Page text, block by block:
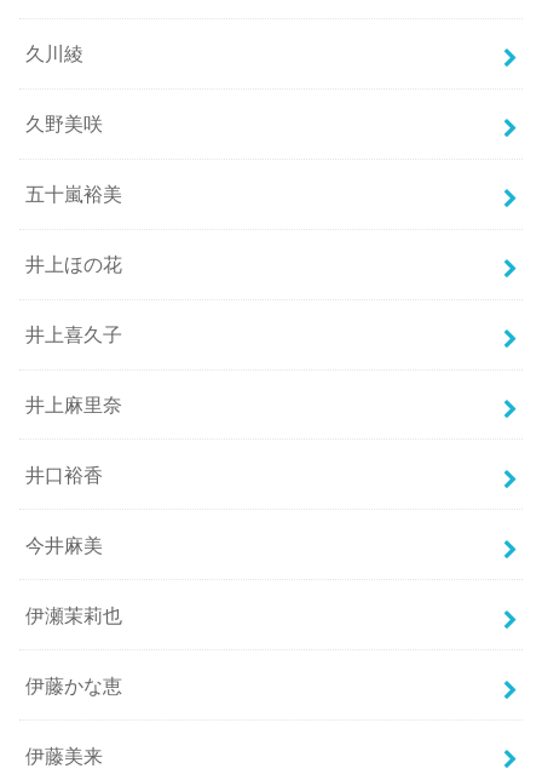
久川綾
久野美咲
五十嵐裕美
井上ほの花
井上喜久子
井上麻里奈
井口裕香
今井麻美
伊瀬茉莉也
伊藤かな恵
伊藤美来